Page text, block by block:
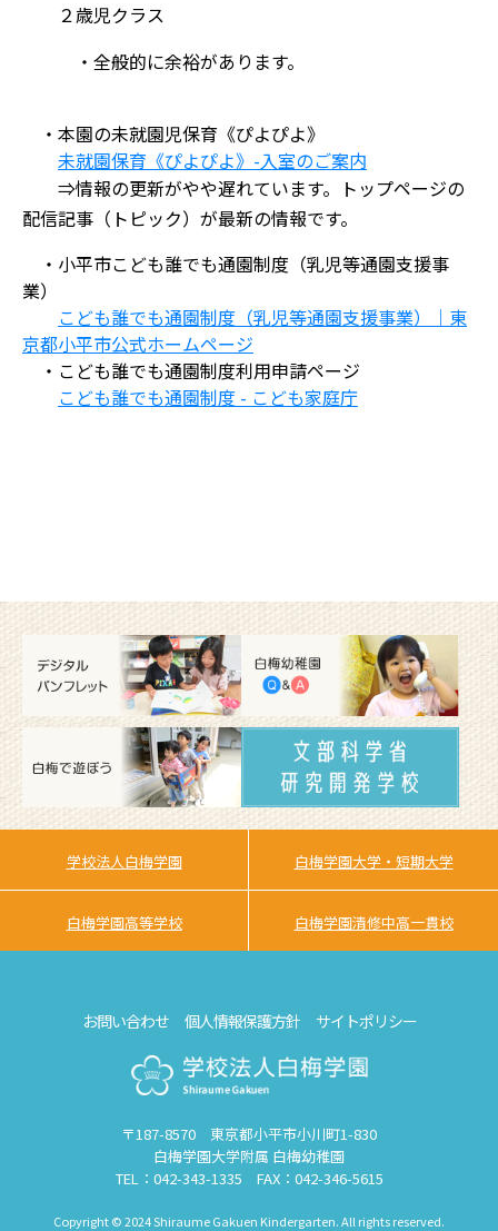
２歳児クラス
・全般的に余裕があります。
・本園の未就園児保育《ぴよぴよ》
未就園保育《ぴよぴよ》-入室のご案内
⇒情報の更新がやや遅れています。トップページの
配信記事（トピック）が最新の情報です。
・小平市こども誰でも通園制度（乳児等通園支援事
業）
こども誰でも通園制度（乳児等通園支援事業）｜ 東
京都小平市公式ホームページ
・ こども誰でも通園制度利用申請ページ
こども誰でも通園制度 - こども家庭庁
学校法人白梅学園 白梅学園大学・短期大学
白梅学園高等学校 白梅学園清修中高一貫校
〒187-8570 東京都小平市小川町1-830
白梅学園大学附属 白梅幼稚園
TEL：042-343-1335 FAX：042-346-5615
お問い合わせ 個人情報保護方針 サイトポリシー
Copyright © 2024 Shiraume Gakuen Kindergarten. All rights reserved.